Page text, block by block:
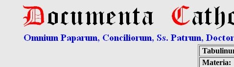
Materia: